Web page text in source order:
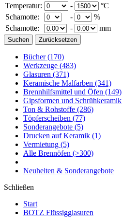
Temperatur:
-
°C
Schamotte:
-
%
Schamotte:
- mm
Bücher(170)
Werkzeuge (483)
Glasuren (371)
Keramische Malfarben (341)
Brennhilfsmittel und Öfen (149)
Gipsformen und Schrühkeramik
Ton & Rohstoffe (286)
Töpferscheiben (77)
Sonderangebote (5)
Drucken auf Keramik (1)
Vermietung (5)
Alle Brennöfen (>300)
Neuheiten & Sonderangebote
Schließen
Start
BOTZ Flüssigglasuren